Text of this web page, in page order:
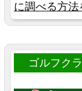
に調べる方
ゴルフク